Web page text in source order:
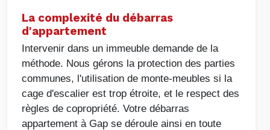
La complexité du débarras
d'appartement
Intervenir dans un immeuble demande de la
méthode. Nous gérons la protection des parties
communes, l'utilisation de monte-meubles si la
cage d'escalier est trop étroite, et le respect des
règles de copropriété. Votre débarras
appartement à Gap se déroule ainsi en toute